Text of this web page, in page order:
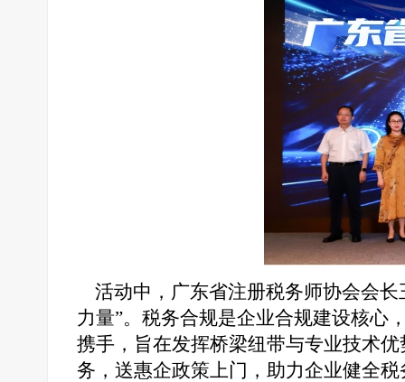
活动中，广东省注册税务师协会会长
力量”。税务合规是企业合规建设核心
携手，旨在发挥桥梁纽带与专业技术
务，送惠企政策上门，助力企业健全